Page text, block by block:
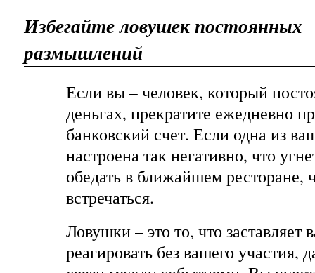
Избегайте ловушек постоянных
размышлений
Если вы – человек, который
деньгах, прекратите ежедневно
банковский счет. Если одна из
настроена так негативно, что
обедать в ближайшем ресторане,
встречаться.
Ловушки – это то, что заставляет
реагировать без вашего участия,